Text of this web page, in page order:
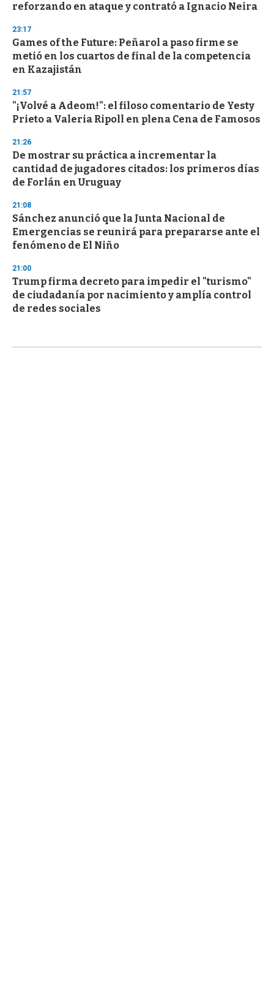
reforzando en ataque y contrató a Ignacio Neira
23:17
Games of the Future: Peñarol a paso firme se
metió en los cuartos de final de la competencia
en Kazajistán
21:57
"¡Volvé a Adeom!": el filoso comentario de Yesty
Prieto a Valeria Ripoll en plena Cena de Famosos
21:26
De mostrar su práctica a incrementar la
cantidad de jugadores citados: los primeros días
de Forlán en Uruguay
21:08
Sánchez anunció que la Junta Nacional de
Emergencias se reunirá para prepararse ante el
fenómeno de El Niño
21:00
Trump firma decreto para impedir el "turismo"
de ciudadanía por nacimiento y amplía control
de redes sociales